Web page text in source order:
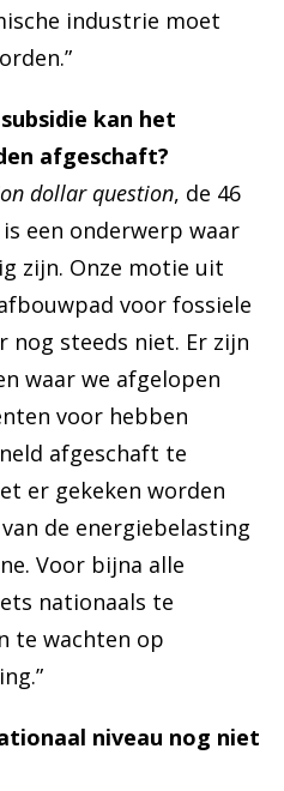
industrie moet
kan het
afgeschaft?
dollar question, de 46
een onderwerp waar
zijn. Onze motie uit
voor fossiele
nog steeds niet. Er zijn
waar we afgelopen
voor hebben
afgeschaft te
er gekeken worden
de energiebelasting
Voor bijna alle
nationaals te
te wachten op
niveau nog niet